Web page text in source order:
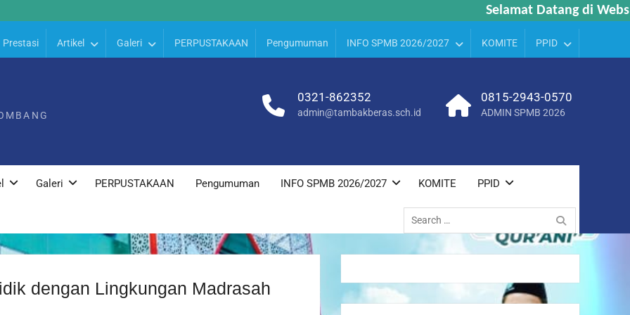
Prestasi Artikel Galeri PERPUSTAKAAN Pengumuman INFO SPMB 2026/2027 KOMITE PPID
0321-862352
admin@tambakberas.sch.id
0815-2943-0570
ADMIN SPMB 2026
Galeri PERPUSTAKAAN Pengumuman INFO SPMB 2026/2027 KOMITE PPID
Search
for:
dengan Lingkungan Madrasah
Selamat Datang di Website
Selamat Datang di Website